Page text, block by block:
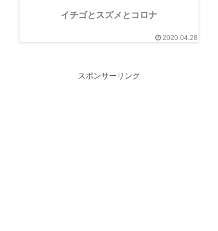
イチゴとスズメとコロナ
2020.04.28
スポンサーリンク